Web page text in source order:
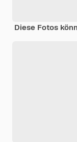
Diese Fotos